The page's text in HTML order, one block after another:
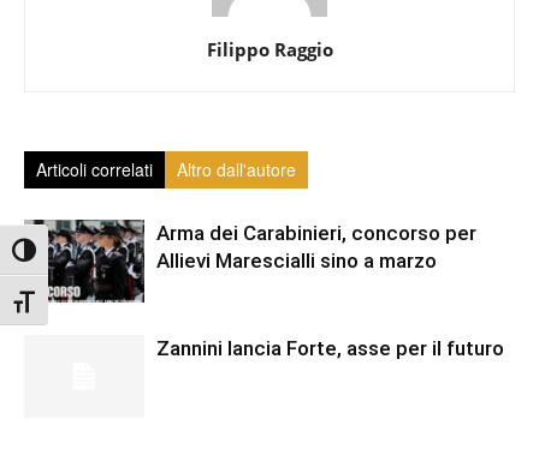
Attiva/disattiva alto contrasto
Attiva/disattiva dimensione testo
Filippo Raggio
Articoli correlati Altro dall'autore
Arma dei Carabinieri, concorso per
Allievi Marescialli sino a marzo
Zannini lancia Forte, asse per il futuro